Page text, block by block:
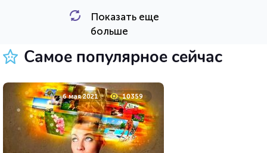
HTML - код
8 апреля 2021
Показать еще
больше
Самое популярное сейчас
6 мая 2021 10359